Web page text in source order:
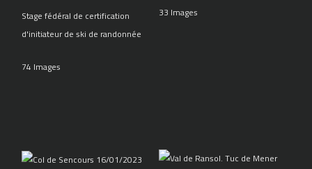
Stage fédéral de certification
d'initiateur de ski de randonnée
74 Images
33 Images